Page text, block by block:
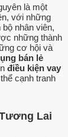
là một
với những
nhân viên,
những thành
cơ hội và
bán lẻ
điều kiện vay
cạnh tranh
Lai